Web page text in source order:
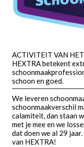
ACTIVITEIT VAN
HEXTRA betekent
schoon en goed.
We leveren
schoonmaakverschil
calamiteit, dan staan
met je mee en we
dat doen we al 29
van HEXTRA!